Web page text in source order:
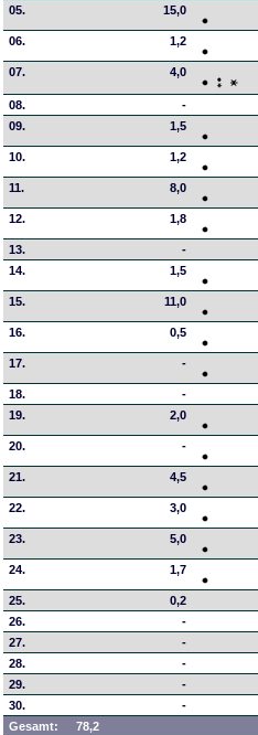
05. 15,0
06. 1,2
07. 4,0
08. -
09.
1,5
10. 1,2
11. 8,0
12. 1,8
13. -
14.
1,5
15. 11,0
16. 0,5
17. -
18. -
19.
2,0
20. -
21. 4,5
22. 3,0
23. 5,0
24. 1,7
25. 0,2
26.
-
27.
-
28.
-
29.
-
30.
-
Gesamt:
78,2